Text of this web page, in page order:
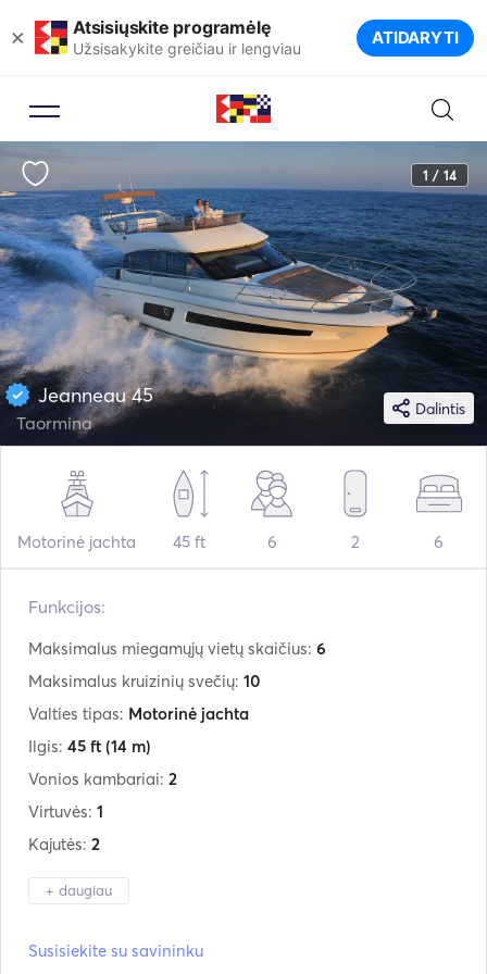
× Atsisiųskite programėlę
Užsisakykite greičiau ir lengviau ATIDARYTI
1 / 14
Dalintis
Jeanneau 45
Taormina
Motorinė jachta 45 ft 6 2 6
Funkcijos:
Maksimalus miegamųjų vietų skaičius: 6
Maksimalus kruizinių svečių: 10
Valties tipas: Motorinė jachta
Ilgis: 45 ft (14 m)
Vonios kambariai: 2
Virtuvės: 1
Kajutės: 2
+ daugiau
Susisiekite su savininku